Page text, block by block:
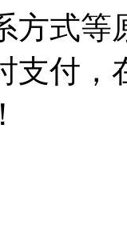
方式
支付，